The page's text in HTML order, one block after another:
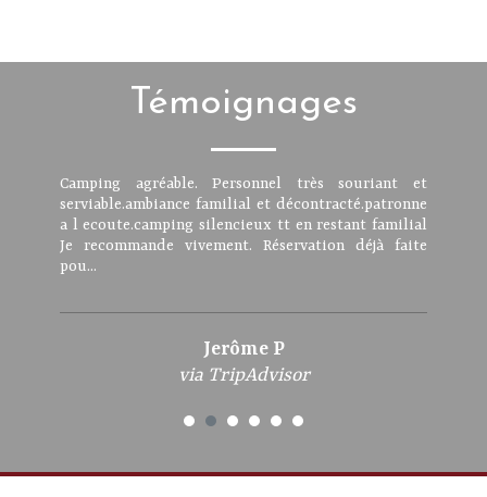
Témoignages
Camping agréable. Personnel très souriant et
serviable.ambiance familial et décontracté.patronne
a l ecoute.camping silencieux tt en restant familial
Je recommande vivement. Réservation déjà faite
pou...
Jerôme P
via TripAdvisor